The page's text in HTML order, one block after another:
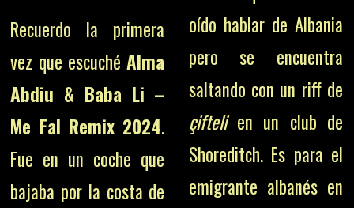
Recuerdo la primera
vez que escuchéAlma
Abdiu & Baba Li –
Me Fal Remix 2024.
Fue en un coche que
bajaba por la costa de
oído hablar de Albania
pero se encuentra
saltando con un riff de
çiftelien un club de
Shoreditch. Es para el
emigrante albanés en